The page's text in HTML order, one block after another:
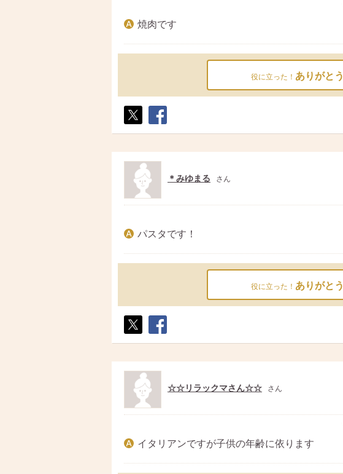
焼肉です
役に立った！ ありがとう
ト
ア
＊みゆまる さん
パスタです！
役に立った！ ありがとう
ト
ア
☆☆リラックマさん☆☆ さん
イタリアンですが子供の年齢に依ります